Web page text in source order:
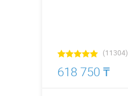
(11304)
618 750 ₸